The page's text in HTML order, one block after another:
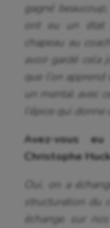
gagné
ont eu un état
chapeau au
avoir gardé cela
que l’on
un mental avec
l’épice qui
Avez-vous
Christophe
Oui, on a
structuration du
échange sur